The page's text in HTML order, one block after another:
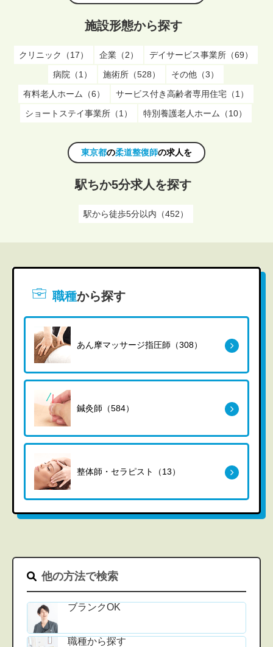
施設形態から探す
クリニック（17） 企業（2）
デイサービス事業所（69）
病院（1）
施術所（528）
その他（3）
有料老人ホーム（6）
サービス付き高齢者専用住宅（1）
ショートステイ事業所（1）
特別養護老人ホーム（10）
東京都の柔道整復師の求人を
駅ちか5分求人を探す
駅から徒歩5分以内（452）
職種から探す
あん摩マッサージ指圧師（308）
鍼灸師（584）
整体師・セラピスト（13）
他の方法で検索
ブランクOK
職種から探す